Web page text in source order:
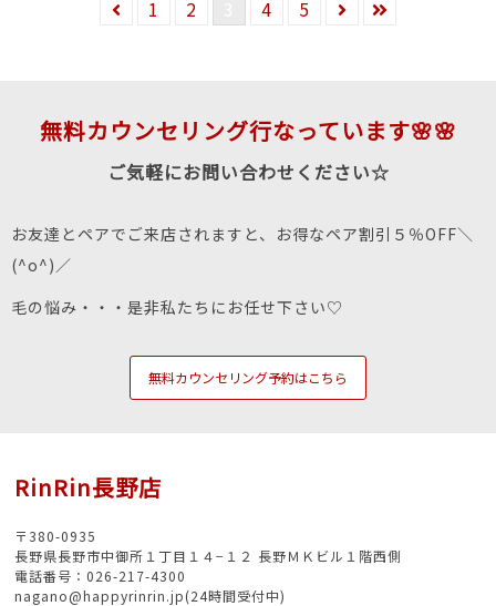
1 2 4 5
無料カウンセリング行なっています🌸🌸
ご気軽にお問い合わせください☆
お友達とペアでご来店されますと、お得なペア割引５％OFF＼
(^o^)／
毛の悩み・・・是非私たちにお任せ下さい♡
無料カウンセリング予約はこちら
RinRin長野店
〒380-0935
長野県長野市中御所１丁目１４−１２ 長野ＭＫビル１階西側
電話番号：026-217-4300
nagano@happyrinrin.jp(24時間受付中)